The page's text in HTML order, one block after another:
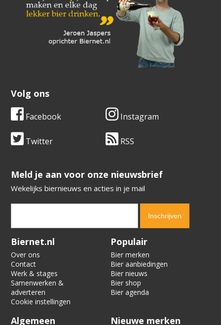
Volg ons
Facebook Instagram
Twitter RSS
​​​​​​​Meld je aan voor onze nieuwsbrief
Wekelijks biernieuws en acties in je mail
Verification code:
Biernet.nl
Over ons
Contact
Werk & stages
Samenwerken &
adverteren
Cookie instellingen
Populair
Bier merken
Bier aanbiedingen
Bier nieuws
Bier shop
Bier agenda
Algemeen Nieuwe merken